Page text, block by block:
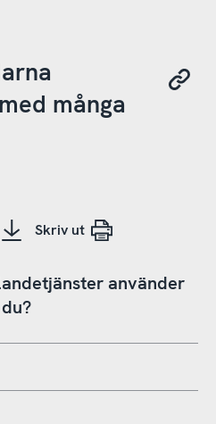
många
Skriv ut
använder
du?